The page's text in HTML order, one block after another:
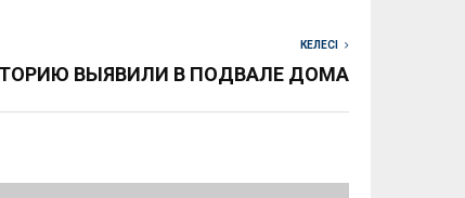
КЕЛЕСІ
ВЫЯВИЛИ В ПОДВАЛЕ ДОМА